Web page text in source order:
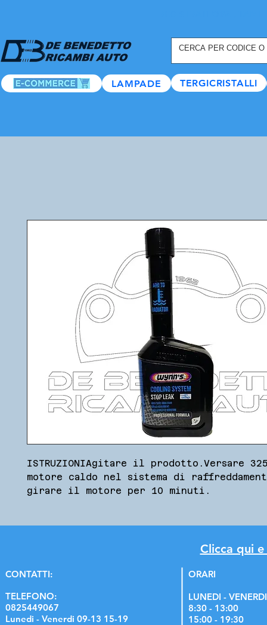
LAMPADE TERGICRISTALLI
ISTRUZIONIAgitare il prodotto.Versare
motore caldo nel sistema di
girare il motore per 10 minuti.
Clicca qui
CONTATTI:
TELEFONO:
0825449067
Lunedi - Venerdi 09-13 15-19
ORARI
LUNEDI - VENERDI
8:30 - 13:00
15:00 - 19:30